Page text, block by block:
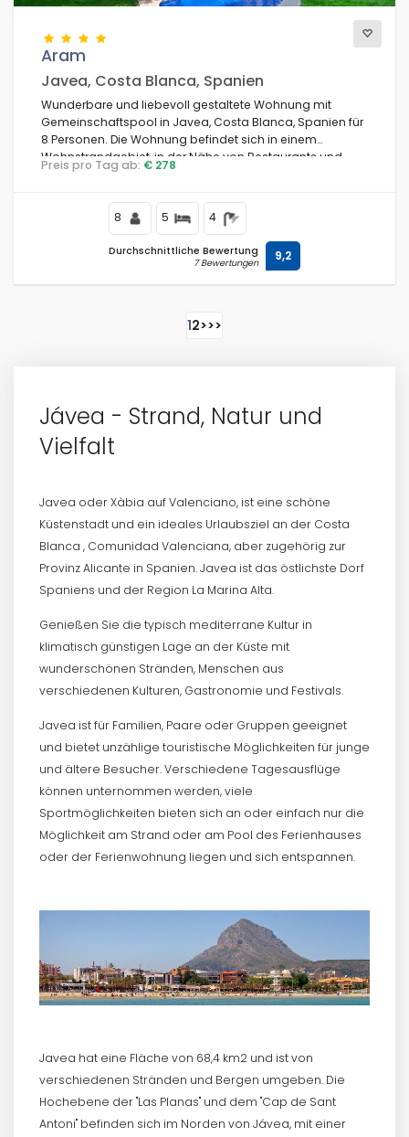
Aram
Javea, Costa Blanca, Spanien
Wunderbare und liebevoll gestaltete Wohnung mit
Gemeinschaftspool in Javea, Costa Blanca, Spanien für
8 Personen. Die Wohnung befindet sich in einem
Wohnstrandgebiet, in der Nähe von Restaurants und
Bars, 500 m vom Strand El Arenal, Javea und 0,5 km vom
Preis pro Tag ab: € 278
8 5 4
Durchschnittliche Bewertung
7 Bewertungen 9,2
12>>>
Jávea - Strand, Natur und
Vielfalt
Javea oder Xàbia auf Valenciano, ist eine schöne
Küstenstadt und ein ideales Urlaubsziel an der Costa
Blanca , Comunidad Valenciana, aber zugehörig zur
Provinz Alicante in Spanien. Javea ist das östlichste Dorf
Spaniens und der Region La Marina Alta.
Genießen Sie die typisch mediterrane Kultur in
klimatisch günstigen Lage an der Küste mit
wunderschönen Stränden, Menschen aus
verschiedenen Kulturen, Gastronomie und Festivals.
Javea ist für Familien, Paare oder Gruppen geeignet
und bietet unzählige touristische Möglichkeiten für junge
und ältere Besucher. Verschiedene Tagesausflüge
können unternommen werden, viele
Sportmöglichkeiten bieten sich an oder einfach nur die
Möglichkeit am Strand oder am Pool des Ferienhauses
oder der Ferienwohnung liegen und sich entspannen.
Javea hat eine Fläche von 68,4 km2 und ist von
verschiedenen Stränden und Bergen umgeben. Die
Hochebene der "Las Planas" und dem "Cap de Sant
Antoni" befinden sich im Norden von Jávea, mit einer